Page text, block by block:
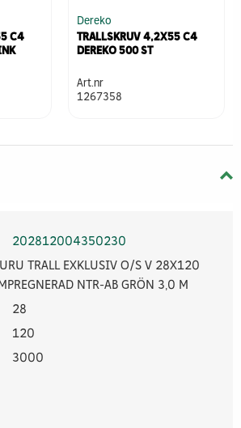
C4
Dereko
TRALLSKRUV 4,2X55 C4
DEREKO 500 ST
Art.nr
1267358
202812004350230
TRALL EXKLUSIV O/S V 28X120
NTR-AB GRÖN 3,0 M
28
120
3000